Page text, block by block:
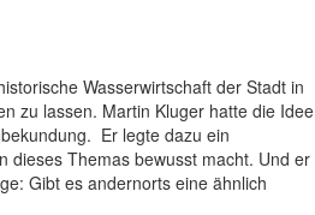
Wasserwirtschaft der Stadt in
zu lassen. Martin Kluger hatte die Idee
Er legte dazu ein
dieses Themas bewusst macht. Und er
Gibt es andernorts eine ähnlich